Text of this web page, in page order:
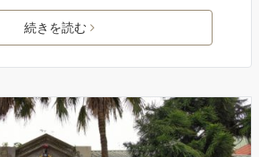
続きを読む